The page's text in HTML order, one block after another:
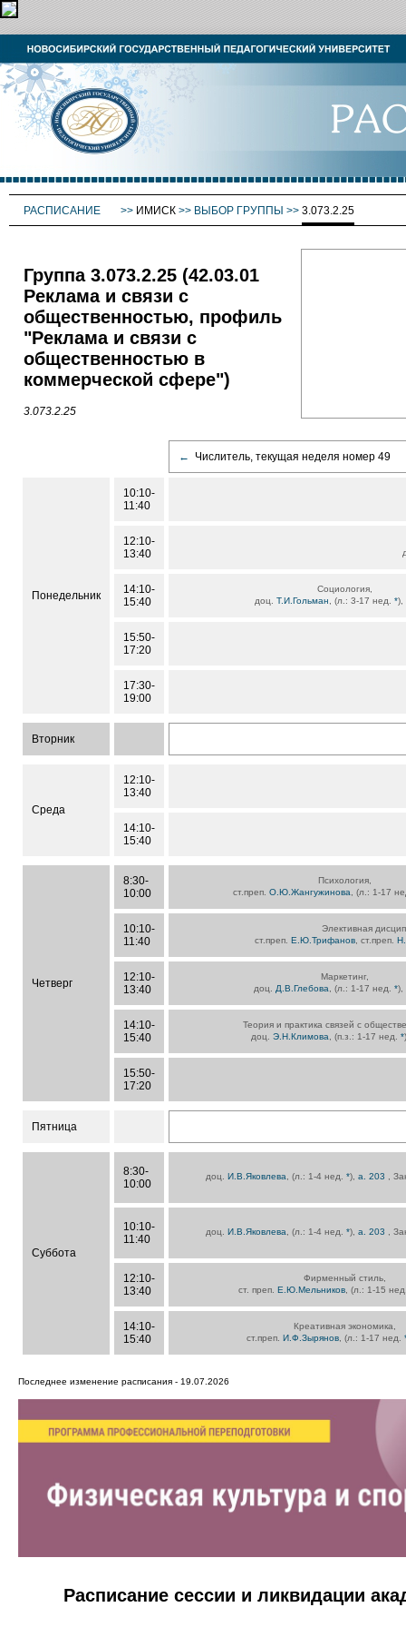
РАСПИСАНИЕ >> ИМИСК >> ВЫБОР ГРУППЫ >> 3.073.2.25
Группа 3.073.2.25 (42.03.01
Реклама и связи с
общественностью, профиль
"Реклама и связи с
общественностью в
коммерческой сфере")
3.073.2.25
← Числитель, текущая неделя номер 49
Понедельник
10:10-
11:40
12:10-
13:40
14:10-
15:40
Социология,
доц. Т.И.Гольман , (л.: 3-17 нед. *),
15:50-
17:20
17:30-
19:00
Вторник
Среда
12:10-
13:40
14:10-
15:40
Четверг
8:30-
10:00
Психология,
ст.преп. О.Ю.Жангужинова , (л.: 1-17
10:10-
11:40
Элективная
ст.преп. Е.Ю.Трифанов , ст.преп.
12:10-
13:40
Маркетинг,
доц. Д.В.Глебова , (л.: 1-17 нед.*),
14:10-
15:40
Теория и практика связей с
доц. Э.Н.Климова , (п.з.: 1-17 нед. *
15:50-
17:20
Пятница
Суббота
8:30-
10:00
доц.И.В.Яковлева , (л.: 1-4 нед.*),а. 203 ,
10:10-
11:40
доц.И.В.Яковлева , (л.: 1-4 нед.*),а. 203 ,
12:10-
13:40
Фирменный стиль,
ст. преп. Е.Ю.Мельников , (л.: 1-15
14:10-
15:40
Креативная экономика,
ст.преп.И.Ф.Зырянов , (л.: 1-17 нед.
Последнее изменение расписания - 19.07.2026
Расписание сессии и ликвидации